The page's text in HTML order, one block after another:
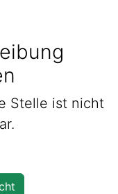
Stelle ist nicht